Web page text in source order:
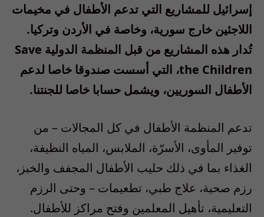
إسرائيل للمشاريع التي تدعم الأطفال في مخيمات
اللاجئين خارج سورية، وخاصة في الأردن وتركيا.
تُدار هذه المشاريع من قبل المنظمة الدولية Save
the Children، التي أسست صندوقا خاصا لدعم
الأطفال السوريين، ويشمل حسابا خاصا للجنتنا.
تدعم المنظمة الأطفال في كل المجالات – من
توفير المأوى، الأسرّة، الملابس، المياه النظيفة،
الغذاء بما في ذلك حليب الأطفال المجفف والخبز،
رزم صحية، علاج طبي، تطعيمات – وحتى الرزم
التعليمية، تأهيل المعلمين وفتح مراكز للأطفال.